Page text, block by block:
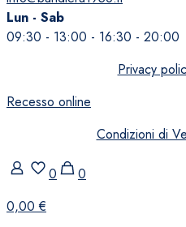
Lun - Sab
09:30 - 13:00 - 16:30 - 20:00
Privacy
Recesso online
Condizioni di
0
0
0,00 €